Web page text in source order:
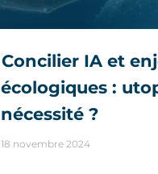
Concilier IA et
écologiques :
nécessité ?
18 novembre 2024